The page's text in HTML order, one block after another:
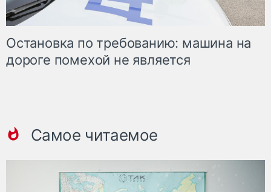
Остановка по требованию: машина на
дороге помехой не является
Самое читаемое